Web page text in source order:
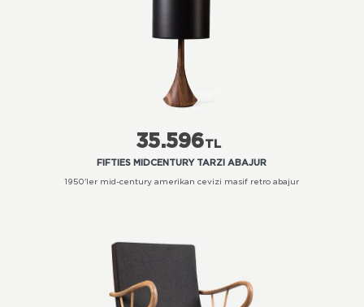
35.596TL
FIFTIES MIDCENTURY TARZI ABAJUR
1950'ler mid-century amerikan cevizi masif retro abajur